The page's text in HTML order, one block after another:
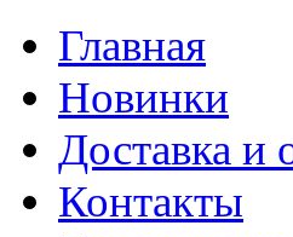
Главная
Новинки
Доставка и
Контакты